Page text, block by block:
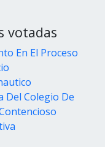
votadas
En El Proceso
Del Colegio De